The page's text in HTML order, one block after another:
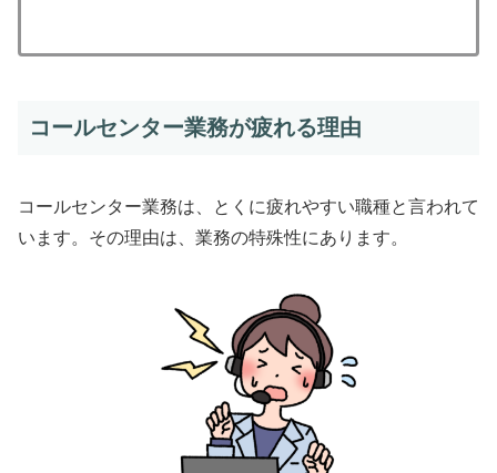
コールセンター業務が疲れる理由
コールセンター業務は、とくに疲れやすい職種と言われて
います。その理由は、業務の特殊性にあります。